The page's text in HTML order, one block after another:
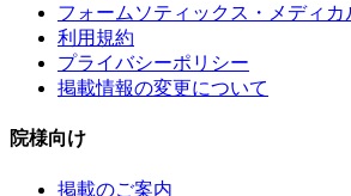
フォームソティックス・メディカ
利用規約
プライバシーポリシー
掲載情報の変更について
院様向け
掲載のご案内